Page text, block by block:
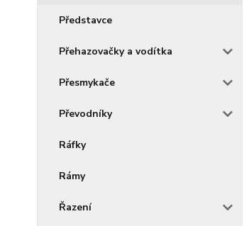
Představce
Přehazovačky a vodítka
Přesmykače
Převodníky
Ráfky
Rámy
Řazení